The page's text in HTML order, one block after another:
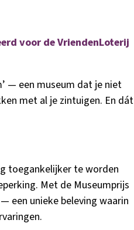
voor deVriendenLoterij
— een museum dat je niet
met al je zintuigen. En dát
toegankelijker te worden
Met de Museumprijs
een unieke beleving waarin